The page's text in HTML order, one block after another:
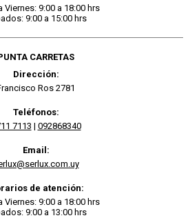
Viernes: 9:00 a 18:00 hrs
9:00 a 15:00 hrs
CARRETAS
Dirección:
Ros 2781
Teléfonos:
7113 | 092868340
Email:
de atención:
Viernes: 9:00 a 18:00 hrs
9:00 a 13:00 hrs